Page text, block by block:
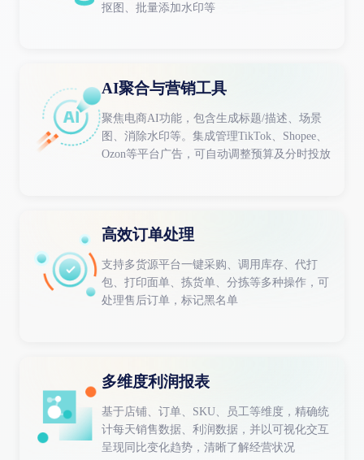
抠图、批量添加水印等
AI聚合与营销工具
聚焦电商AI功能，包含生成标题/描述、场景
图、消除水印等。集成管理TikTok、Shopee、
Ozon等平台广告，可自动调整预算及分时投放
高效订单处理
支持多货源平台一键采购、调用库存、代打
包、打印面单、拣货单、分拣等多种操作，可
处理售后订单，标记黑名单
多维度利润报表
基于店铺、订单、SKU、员工等维度，精确统
计每天销售数据、利润数据，并以可视化交互
呈现同比变化趋势，清晰了解经营状况